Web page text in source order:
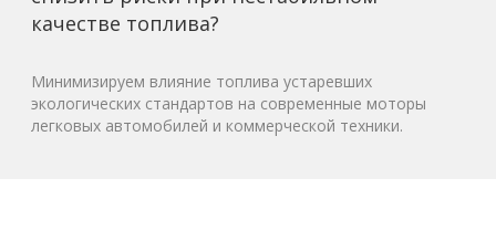
качестве топлива?
Минимизируем влияние топлива устаревших
экологических стандартов на современные моторы
легковых автомобилей и коммерческой техники.